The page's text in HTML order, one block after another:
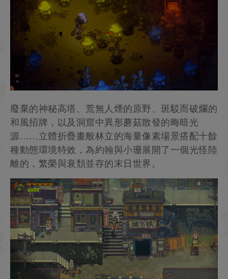
廢棄的神秘高塔、荒無人煙的原野、斑駁而破爛的
和風招牌，以及洞窟中異形蘑菇散發的晦暗光
源……立體折疊畫般林立的海量像素場景搭配十餘
種動態環境特效，為約翰與小珊展開了一個光怪陸
離的，繁榮與衰頹並存的末日世界。